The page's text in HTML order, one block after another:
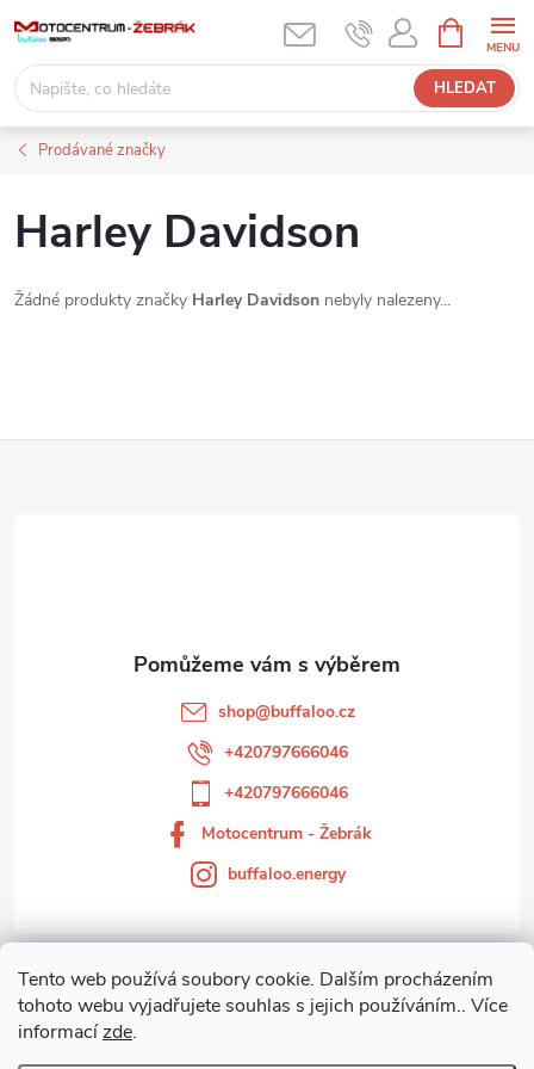
Tento web používá soubory cookie. Dalším procházením
tohoto webu vyjadřujete souhlas s jejich používáním.. Více
informacízde.
obsah
HLEDAT
NÁKUPNÍ
KOŠÍK
Prodávané značky
Harley Davidson
Žádné produkty značky Harley Davidson nebyly nalezeny...
Zákaznický servis
shop@buffaloo.cz
+420797666046
+420797666046
Motocentrum - Žebrák
buffaloo.energy